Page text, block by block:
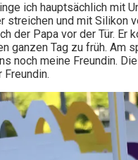
ich hauptsächlich mit
streichen und mit Silikon
der Papa vor der Tür. Er
ganzen Tag zu früh. Am
noch meine Freundin.